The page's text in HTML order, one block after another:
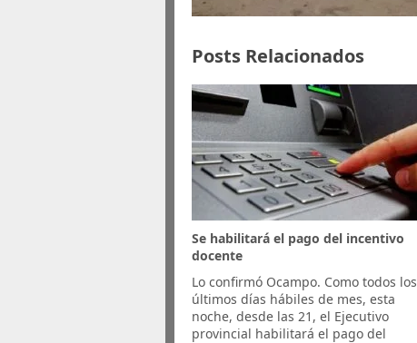
Posts Relacionados
Se habilitará el pago del incentivo
docente
Lo confirmó Ocampo. Como todos los
últimos días hábiles de mes, esta
noche, desde las 21, el Ejecutivo
provincial habilitará el pago del